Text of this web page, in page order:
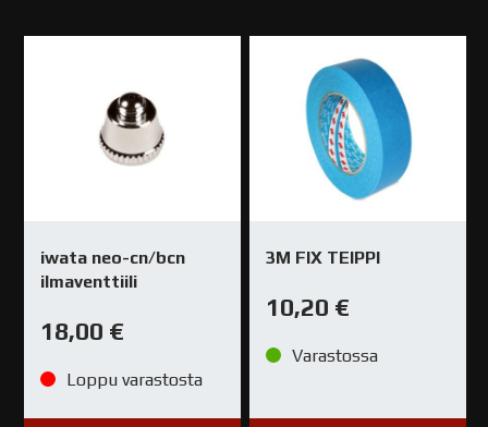
iwata neo-cn/bcn
ilmaventtiili
18,00 €
Loppu varastosta
3M FIX TEIPPI
10,20 €
Varastossa